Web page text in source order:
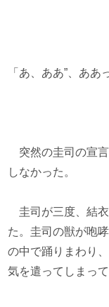
「あ、ああ”、ああ
突然の圭司の宣
しなかった。
圭司が三度、結
た。圭司の獣が咆
の中で踊りまわり
気を遣ってしまって